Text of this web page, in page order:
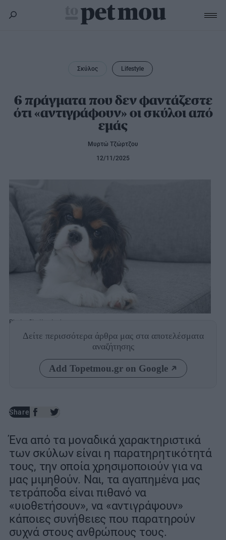
Εκπαίδευση
Lifestyle
Υγεία
Διατροφή
Άλλα κατοικίδια
Lifestyle
Σκύλος
6 πράγματα που δεν φαντάζεστε
ότι «αντιγράφουν» οι σκύλοι από
εμάς
Μυρτώ Τζώρτζου
12/11/2025
Photo: Shutterstock
Δείτε περισσότερα άρθρα μας στα αποτελέσματα
αναζήτησης
Add Topetmou.gr on Google
Share
Ένα από τα μοναδικά χαρακτηριστικά
των σκύλων είναι η παρατηρητικότητά
τους, την οποία χρησιμοποιούν για να
μας μιμηθούν. Ναι, τα αγαπημένα μας
τετράποδα είναι πιθανό να
«υιοθετήσουν», να «αντιγράψουν»
κάποιες συνήθειες που παρατηρούν
συχνά στους ανθρώπους τους.